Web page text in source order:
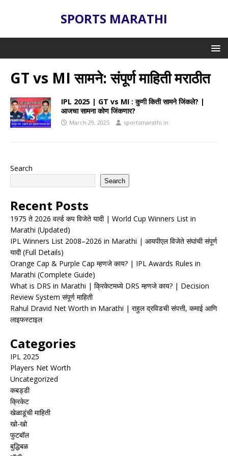
SPORTS MARATHI
GT vs MI सामने: संपूर्ण माहिती मराठीत
IPL 2025 | GT vs MI : कुणी किती सामने जिंकले? |
आजचा सामना कोण जिंकणार?
March 29, 2025 sportsmarathi.in
Search
Search
Recent Posts
1975 ते 2026 वर्ल्ड कप विजेते यादी | World Cup Winners List in
Marathi (Updated)
IPL Winners List 2008–2026 in Marathi | आयपीएल विजेते संघांची संपूर्ण
यादी (Full Details)
Orange Cap & Purple Cap म्हणजे काय? | IPL Awards Rules in
Marathi (Complete Guide)
What is DRS in Marathi | क्रिकेटमध्ये DRS म्हणजे काय? | Decision
Review System संपूर्ण माहिती
Rahul Dravid Net Worth in Marathi | राहुल द्रविडची संपत्ती, कमाई आणि
लाइफस्टाइल
Categories
IPL 2025
Players Net Worth
Uncategorized
कबड्डी
क्रिकेट
खेळाडूंची माहिती
खो-खो
फुटबॉल
बुद्धिबळ